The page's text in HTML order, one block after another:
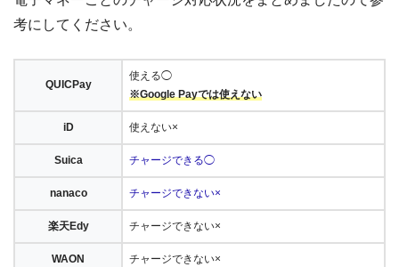
考にしてください。
QUICPay
使える◯
※Google Payでは使えない
iD 使えない×
Suica チャージできる◯
nanaco チャージできない×
楽天Edy チャージできない×
WAON チャージできない×